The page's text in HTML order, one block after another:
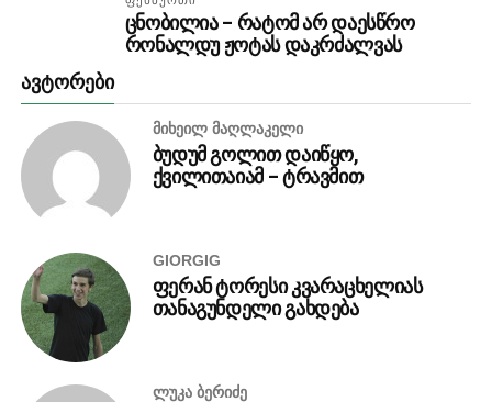
ცნობილია – რატომ არ დაესწრო
რონალდუ ჟოტას დაკრძალვას
ᲐᲕᲢᲝᲠᲔᲑᲘ
ᲛᲘᲮᲔᲘᲚ ᲛᲐᲦᲚᲐᲙᲔᲚᲘ
ბუდუმ გოლით დაიწყო,
ქვილითაიამ – ტრავმით
GIORGIG
ფერან ტორესი კვარაცხელიას
თანაგუნდელი გახდება
ᲚᲣᲙᲐ ᲑᲔᲠᲘᲫᲔ